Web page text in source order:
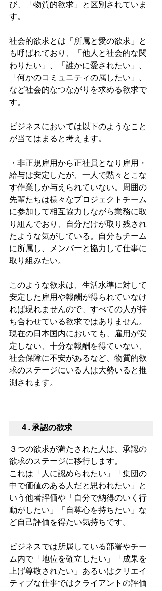
び、「物質的欲求」と区別されていま
す。
社会的欲求とは「所属と愛の欲求」と
も呼ばれており、「他人と社会的な関
わりたい」、「誰かに愛されたい」、
「何かのコミュニティの属したい」、
など社会的なつながりを求める欲求で
す。
ビジネスにおいては以下のようなこと
が当てはまると考えます。
・非正規雇用から正社員となり雇用・
給与は安定したが、一人で黙々とこな
す作業しか与えられていない。周囲の
先輩たちは様々なプロジェクトチーム
に参加して相互協力しながら業務に取
り組んでおり、自分だけが取り残され
たような気がしている。自分もチーム
に所属し、メンバーと協力して仕事に
取り組みたい。
このような欲求は、生活水準に対して
安定した雇用や報酬が得られていなけ
れば現れませんので、すべての人が持
ち合わせている欲求ではありません。
現在の日本国内においても、雇用が安
定しない、十分な報酬を得ていない、
社会保障に不安があるなど、物質的欲
求のステージにいる人は大勢いると推
測されます。
4.承認の欲求
３つの欲求が満たされた人は、承認の
欲求のステージに移行します。
これは「人に認められたい」「集団の
中で価値のある人だと思われたい」と
いう他者評価や「自分で納得のいく行
動がしたい」「自尊心を持ちたい」な
ど自己評価を得たい気持ちです。
ビジネスでは所属している部署やチー
ム内で「地位を確立したい」「成果を
上げ尊敬されたい」あるいはクリエイ
ティブな仕事ではクライアントの評価